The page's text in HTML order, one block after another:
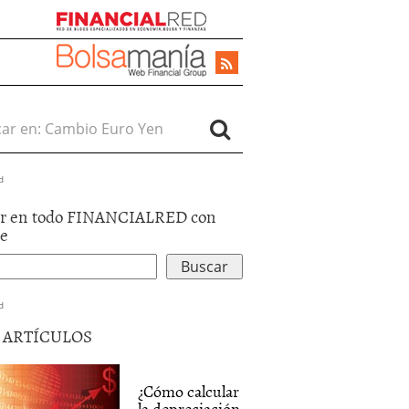
en:
en todo FINANCIALRED con
ARTÍCULOS
¿Cómo calcular